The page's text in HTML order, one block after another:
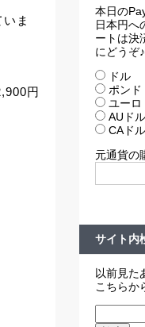
ま
円
本日の
日本円へ
ートは決
にどうぞ♪
ドル
ポンド
ユーロ
AUド
CAド
元通貨の
サイト内
以前見た
こちらか